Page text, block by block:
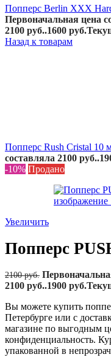
Попперс Berlin XXX
Первоначальная цена
2100 руб..1600 руб.
Назад к товарам
Попперс Rush Cristal 10
составляла 2100 руб..
-10% Продано
Увеличить
Попперс
2100руб.
2100 руб..1900 руб.
Вы можете купить
Петербурге или с
магазине по выгодным
конфиденциальность.
упакованной в